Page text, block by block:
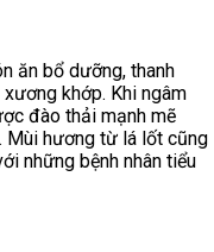
ăn bổ dưỡng, thanh
khớp. Khi ngâm
đào thải mạnh mẽ
Mùi hương từ lá lốt cũng
những bệnh nhân tiểu